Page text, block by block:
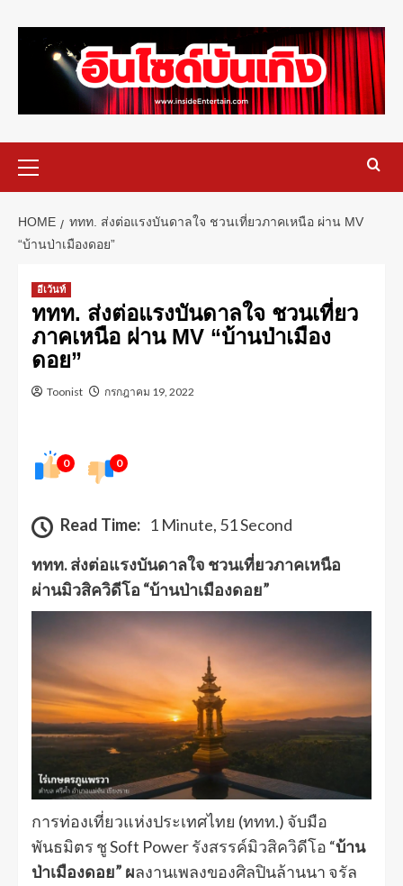
HOME
ททท. ส่งต่อแรงบันดาลใจ ชวนเที่ยวภาคเหนือ ผ่าน​ MV​
“บ้านป่าเมืองดอย”
อีเว้นท์
ททท. ส่งต่อแรงบันดาลใจ ชวนเที่ยว
ภาคเหนือ ผ่าน​ MV​ “บ้านป่าเมือง
ดอย”
Toonist กรกฎาคม 19, 2022
0 0
Read Time: 1 Minute, 51 Second
ททท. ส่งต่อแรงบันดาลใจ ชวนเที่ยวภาคเหนือ
ผ่านมิวสิควิดีโอ “บ้านป่าเมืองดอย”
การท่องเที่ยวแห่งประเทศไทย (ททท.) จับมือ
พันธมิตร ชู Soft Power รังสรรค์มิวสิควิดีโอ “บ้าน
ป่าเมืองดอย” ผลงานเพลงของศิลปินล้านนา จรัล